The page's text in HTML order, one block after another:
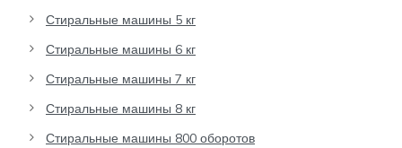
Стиральные машины 5 кг
Стиральные машины 6 кг
Стиральные машины 7 кг
Стиральные машины 8 кг
Стиральные машины 800 оборотов